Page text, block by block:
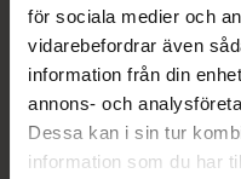
för sociala medier och
vidarebefordrar även
information från din
annons- och
Dessa kan i sin tur
information som du har
EAN:
Kategorier:
Hårvård